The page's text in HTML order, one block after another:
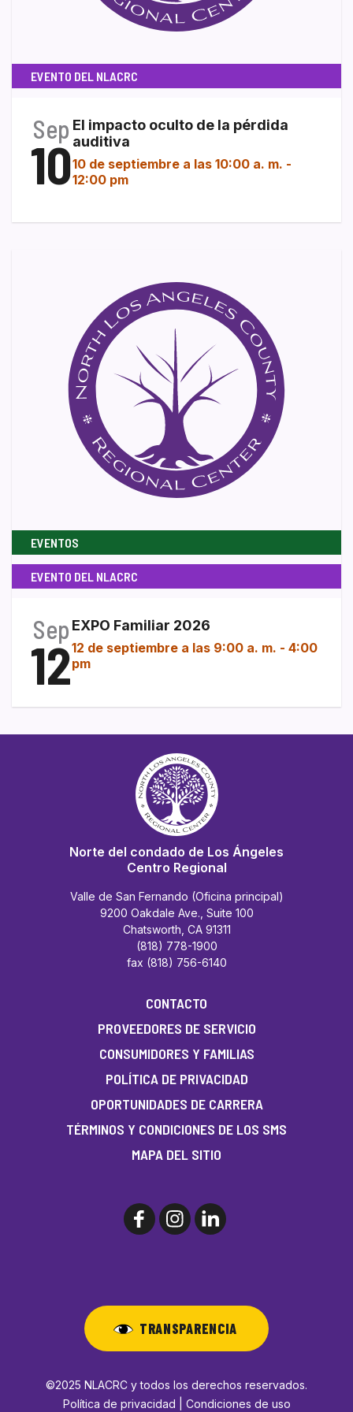
EVENTO DEL NLACRC
Sep
10
El impacto oculto de la pérdida
auditiva
10 de septiembre a las 10:00 a. m. -
12:00 pm
EVENTOS
EVENTO DEL NLACRC
Sep
12
EXPO Familiar 2026
12 de septiembre a las 9:00 a. m. - 4:00
pm
Norte del condado de Los Ángeles
Centro Regional
Valle de San Fernando (Oficina principal)
9200 Oakdale Ave., Suite 100
Chatsworth, CA 91311
(818) 778-1900
fax (818) 756-6140
CONTACTO
PROVEEDORES DE SERVICIO
CONSUMIDORES Y FAMILIAS
POLÍTICA DE PRIVACIDAD
OPORTUNIDADES DE CARRERA
TÉRMINOS Y CONDICIONES DE LOS SMS
MAPA DEL SITIO
TRANSPARENCIA
©2025 NLACRC y todos los derechos reservados.
Política de privacidad | Condiciones de uso